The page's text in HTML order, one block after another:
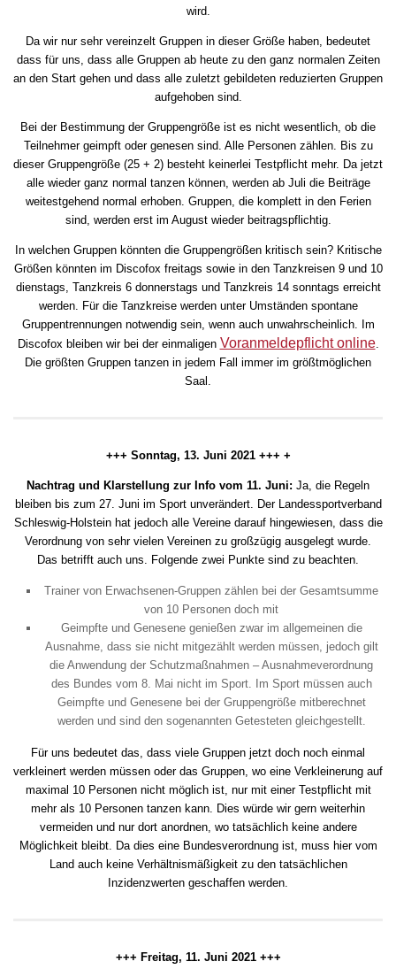
wird.
Da wir nur sehr vereinzelt Gruppen in dieser Größe haben, bedeutet
dass für uns, dass alle Gruppen ab heute zu den ganz normalen Zeiten
an den Start gehen und dass alle zuletzt gebildeten reduzierten Gruppen
aufgehoben sind.
Bei der Bestimmung der Gruppengröße ist es nicht wesentlich, ob die
Teilnehmer geimpft oder genesen sind. Alle Personen zählen. Bis zu
dieser Gruppengröße (25 + 2) besteht keinerlei Testpflicht mehr. Da jetzt
alle wieder ganz normal tanzen können, werden ab Juli die Beiträge
weitestgehend normal erhoben. Gruppen, die komplett in den Ferien
sind, werden erst im August wieder beitragspflichtig.
In welchen Gruppen könnten die Gruppengrößen kritisch sein? Kritische
Größen könnten im Discofox freitags sowie in den Tanzkreisen 9 und 10
dienstags, Tanzkreis 6 donnerstags und Tanzkreis 14 sonntags erreicht
werden. Für die Tanzkreise werden unter Umständen spontane
Gruppentrennungen notwendig sein, wenn auch unwahrscheinlich. Im
Discofox bleiben wir bei der einmaligen Voranmeldepflicht online.
Die größten Gruppen tanzen in jedem Fall immer im größtmöglichen
Saal.
+++ Sonntag, 13. Juni 2021 +++ +
Nachtrag und Klarstellung zur Info vom 11. Juni: Ja, die Regeln
bleiben bis zum 27. Juni im Sport unverändert. Der Landessportverband
Schleswig-Holstein hat jedoch alle Vereine darauf hingewiesen, dass die
Verordnung von sehr vielen Vereinen zu großzügig ausgelegt wurde.
Das betrifft auch uns. Folgende zwei Punkte sind zu beachten.
Trainer von Erwachsenen-Gruppen zählen bei der Gesamtsumme
von 10 Personen doch mit
Geimpfte und Genesene genießen zwar im allgemeinen die
Ausnahme, dass sie nicht mitgezählt werden müssen, jedoch gilt
die Anwendung der Schutzmaßnahmen – Ausnahmeverordnung
des Bundes vom 8. Mai nicht im Sport. Im Sport müssen auch
Geimpfte und Genesene bei der Gruppengröße mitberechnet
werden und sind den sogenannten Getesteten gleichgestellt.
Für uns bedeutet das, dass viele Gruppen jetzt doch noch einmal
verkleinert werden müssen oder das Gruppen, wo eine Verkleinerung auf
maximal 10 Personen nicht möglich ist, nur mit einer Testpflicht mit
mehr als 10 Personen tanzen kann. Dies würde wir gern weiterhin
vermeiden und nur dort anordnen, wo tatsächlich keine andere
Möglichkeit bleibt. Da dies eine Bundesverordnung ist, muss hier vom
Land auch keine Verhältnismäßigkeit zu den tatsächlichen
Inzidenzwerten geschaffen werden.
+++ Freitag, 11. Juni 2021 +++